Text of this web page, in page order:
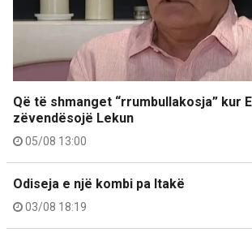
Që të shmanget “rrumbullakosja” kur
zëvendësojë Lekun
05/08 13:00
Odiseja e një kombi pa Itakë
03/08 18:19